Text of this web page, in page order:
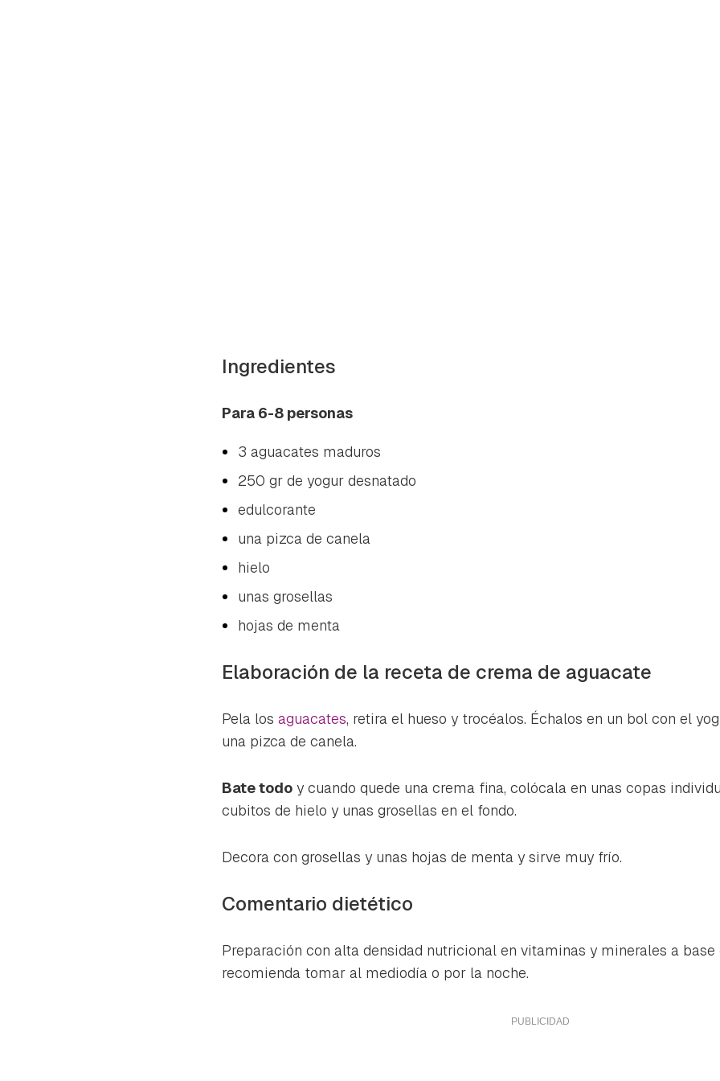
Ingredientes
Para 6-8 personas
3 aguacates maduros
250 gr de yogur desnatado
edulcorante
una pizca de canela
hielo
unas grosellas
hojas de menta
Elaboración de la receta de crema de aguacate
Pela los aguacates, retira el hueso y trocéalos. Échalos en un bol con el
una pizca de canela.
Bate todo y cuando quede una crema fina, colócala en unas copas
cubitos de hielo y unas grosellas en el fondo.
Decora con grosellas y unas hojas de menta y sirve muy frío.
Comentario dietético
Preparación con alta densidad nutricional en vitaminas y minerales a base
recomienda tomar al mediodía o por la noche.